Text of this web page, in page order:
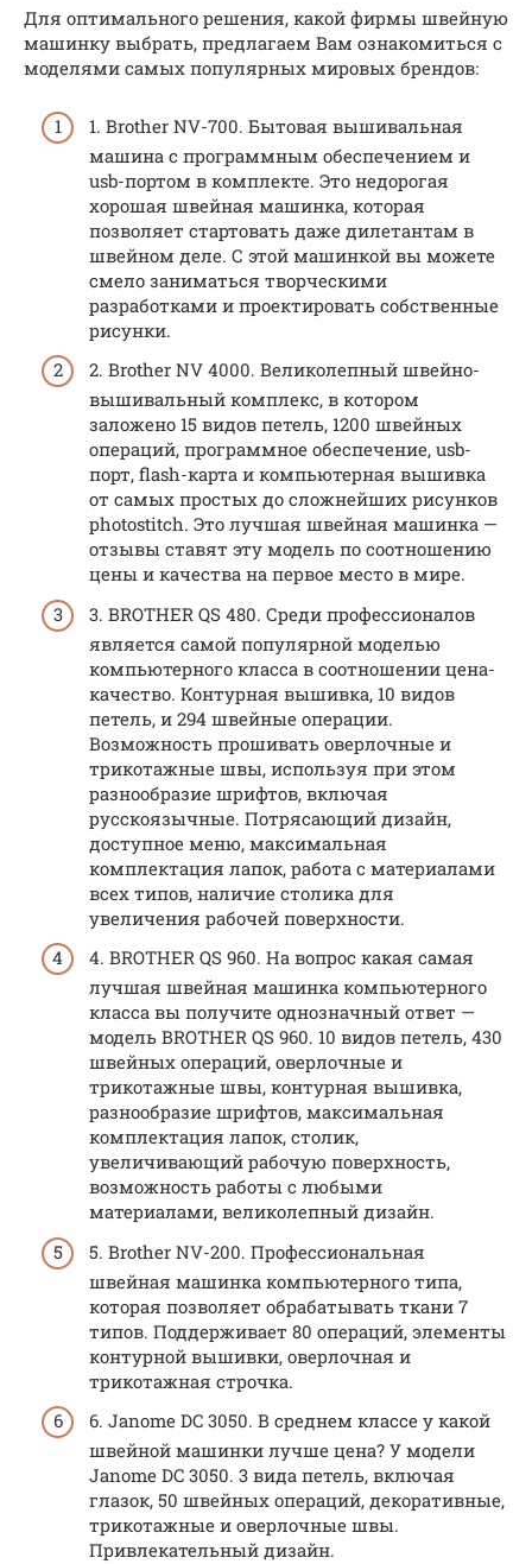
Для оптимального решения, какой фирмы швейную
машинку выбрать, предлагаем Вам ознакомиться с
моделями самых популярных мировых брендов:
1. Brother NV-700. Бытовая вышивальная
машина с программным обеспечением и
usb-портом в комплекте. Это недорогая
хорошая швейная машинка, которая
позволяет стартовать даже дилетантам в
швейном деле. С этой машинкой вы можете
смело заниматься творческими
разработками и проектировать собственные
рисунки.
2. Brother NV 4000. Великолепный швейно-
вышивальный комплекс, в котором
заложено 15 видов петель, 1200 швейных
операций, программное обеспечение, usb-
порт, flash-карта и компьютерная вышивка
от самых простых до сложнейших рисунков
photostitch. Это лучшая швейная машинка —
отзывы ставят эту модель по соотношению
цены и качества на первое место в мире.
3. BROTHER QS 480. Среди профессионалов
является самой популярной моделью
компьютерного класса в соотношении цена-
качество. Контурная вышивка, 10 видов
петель, и 294 швейные операции.
Возможность прошивать оверлочные и
трикотажные швы, используя при этом
разнообразие шрифтов, включая
русскоязычные. Потрясающий дизайн,
доступное меню, максимальная
комплектация лапок, работа с материалами
всех типов, наличие столика для
увеличения рабочей поверхности.
4. BROTHER QS 960. На вопрос какая самая
лучшая швейная машинка компьютерного
класса вы получите однозначный ответ —
модель BROTHER QS 960. 10 видов петель, 430
швейных операций, оверлочные и
трикотажные швы, контурная вышивка,
разнообразие шрифтов, максимальная
комплектация лапок, столик,
увеличивающий рабочую поверхность,
возможность работы с любыми
материалами, великолепный дизайн.
5. Brother NV-200. Профессиональная
швейная машинка компьютерного типа,
которая позволяет обрабатывать ткани 7
типов. Поддерживает 80 операций, элементы
контурной вышивки, оверлочная и
трикотажная строчка.
6. Janome DC 3050. В среднем классе у какой
швейной машинки лучше цена? У модели
Janome DC 3050. 3 вида петель, включая
глазок, 50 швейных операций, декоративные,
трикотажные и оверлочные швы.
Привлекательный дизайн.